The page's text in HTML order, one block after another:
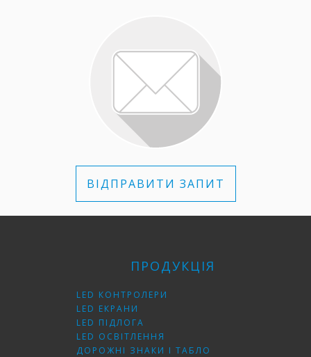
ВІДПРАВИТИ ЗАПИТ
ПРОДУКЦІЯ
LED КОНТРОЛЕРИ
LED ЕКРАНИ
LED ПІДЛОГА
LED ОСВІТЛЕННЯ
ДОРОЖНІ ЗНАКИ І ТАБЛО